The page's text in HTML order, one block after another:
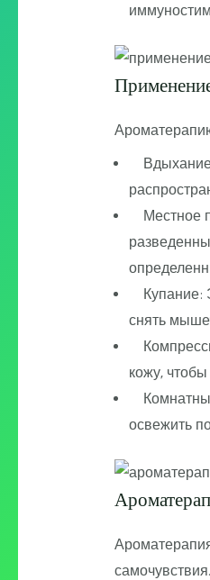
Местное
Купание:
снять
кожу,
освежить